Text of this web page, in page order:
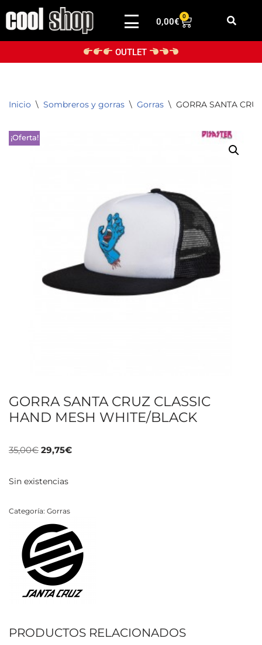
Saltar
0,00€
0
OUTLET
Inicio \ Sombreros y gorras \ Gorras \ GORRA SANTA
¡Oferta!
GORRA SANTA CRUZ CLASSIC
HAND MESH WHITE/BLACK
35,00€ 29,75€
Sin existencias
Categoría: Gorras
PRODUCTOS RELACIONADOS